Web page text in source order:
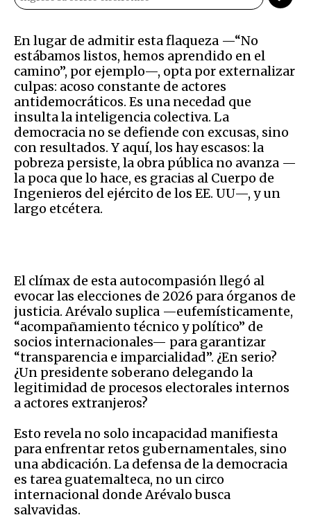
En lugar de admitir esta flaqueza —“No
estábamos listos, hemos aprendido en el
camino”, por ejemplo—, opta por externalizar
culpas: acoso constante de actores
antidemocráticos. Es una necedad que
insulta la inteligencia colectiva. La
democracia no se defiende con excusas, sino
con resultados. Y aquí, los hay escasos: la
pobreza persiste, la obra pública no avanza —
la poca que lo hace, es gracias al Cuerpo de
Ingenieros del ejército de los EE. UU—, y un
largo etcétera.
El clímax de esta autocompasión llegó al
evocar las elecciones de 2026 para órganos de
justicia. Arévalo suplica —eufemísticamente,
“acompañamiento técnico y político” de
socios internacionales— para garantizar
“transparencia e imparcialidad”. ¿En serio?
¿Un presidente soberano delegando la
legitimidad de procesos electorales internos
a actores extranjeros?
Esto revela no solo incapacidad manifiesta
para enfrentar retos gubernamentales, sino
una abdicación. La defensa de la democracia
es tarea guatemalteca, no un circo
internacional donde Arévalo busca
salvavidas.